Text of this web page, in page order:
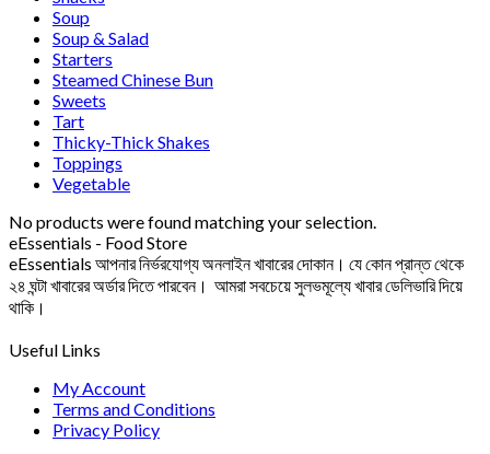
Soup
Soup & Salad
Starters
Steamed Chinese Bun
Sweets
Tart
Thicky-Thick Shakes
Toppings
Vegetable
No products were found matching your selection.
eEssentials - Food Store
eEssentials আপনার নির্ভরযোগ্য অনলাইন খাবারের দোকান। যে কোন প্রান্ত থেকে
২৪ ঘন্টা খাবারের অর্ডার দিতে পারবেন। আমরা সবচেয়ে সুলভমূল্যে খাবার ডেলিভারি দিয়ে
থাকি।
Useful Links
My Account
Terms and Conditions
Privacy Policy